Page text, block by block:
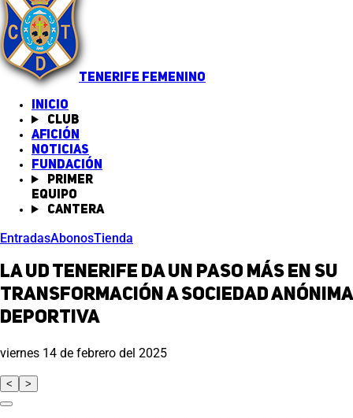
TENERIFE FEMENINO
INICIO
Club
Afición
Noticias
Fundación
Primer
equipo
Cantera
EntradasAbonosTienda
La UD Tenerife da un paso más en su
transformación a Sociedad Anónima
Deportiva
viernes 14 de febrero del 2025
< >